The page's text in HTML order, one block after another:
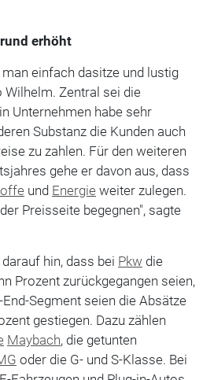
erhöht
einfach dasitze und lustig
Wilhelm. Zentral sei die
Unternehmen habe sehr
Substanz die Kunden auch
zu zahlen. Für den weiteren
gehe er davon aus, dass
und Energie weiter zulegen.
Preisseite begegnen", sagte
hin, dass bei Pkw die
Prozent zurückgegangen seien,
Segment seien die Absätze
gestiegen. Dazu zählen
Maybach, die getunten
oder die G- und S-Klasse. Bei